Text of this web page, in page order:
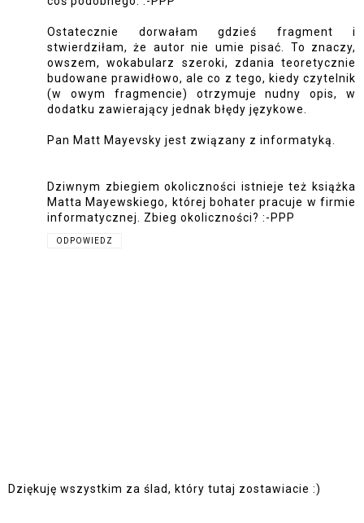
Ostatecznie dorwałam gdzieś fragment i
stwierdziłam, że autor nie umie pisać. To znaczy,
owszem, wokabularz szeroki, zdania teoretycznie
budowane prawidłowo, ale co z tego, kiedy czytelnik
(w owym fragmencie) otrzymuje nudny opis, w
dodatku zawierający jednak błędy językowe.
Pan Matt Mayevsky jest związany z informatyką.
Dziwnym zbiegiem okoliczności istnieje też książka
Matta Mayewskiego, której bohater pracuje w firmie
informatycznej. Zbieg okoliczności? :-PPP
ODPOWIEDZ
Dziękuję wszystkim za ślad, który tutaj zostawiacie :)